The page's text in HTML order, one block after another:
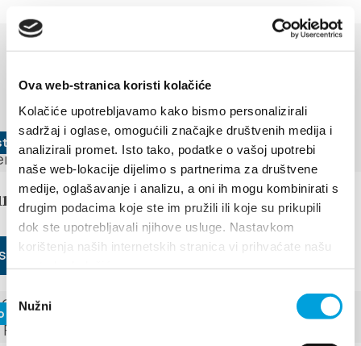
Ova web-stranica koristi kolačiće
Kolačiće upotrebljavamo kako bismo personalizirali
sadržaj i oglase, omogućili značajke društvenih medija i
analizirali promet. Isto tako, podatke o vašoj upotrebi
naše web-lokacije dijelimo s partnerima za društvene
medije, oglašavanje i analizu, a oni ih mogu kombinirati s
drugim podacima koje ste im pružili ili koje su prikupili
dok ste upotrebljavali njihove usluge. Nastavkom
korištenja naših internetskih stranica vi prihvaćate našu
pristanka
Nužni
EVENTOS
Descubre más
de 2026
the stars
de 2026 - 29 de junio de 2026